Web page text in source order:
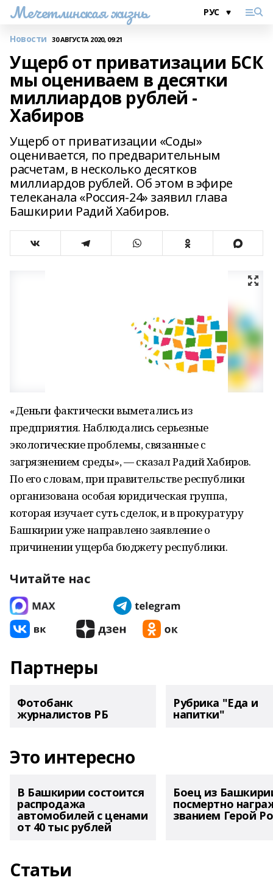
Мечетлинская жизнь
Новости 30 АВГУСТА 2020, 09:21
Ущерб от приватизации БСК
мы оцениваем в десятки
миллиардов рублей -
Хабиров
Ущерб от приватизации «Соды»
оценивается, по предварительным
расчетам, в несколько десятков
миллиардов рублей. Об этом в эфире
телеканала «Россия-24» заявил глава
Башкирии Радий Хабиров.
«Деньги фактически выметались из
предприятия. Наблюдались серьезные
экологические проблемы, связанные с
загрязнением среды», — сказал Радий Хабиров.
По его словам, при правительстве республики
организована особая юридическая группа,
которая изучает суть сделок, и в прокуратуру
Башкирии уже направлено заявление о
причинении ущерба бюджету республики.
Читайте нас
Партнеры
Фотобанк
журналистов РБ
Рубрика "Еда и
напитки"
Это интересно
В Башкирии состоится
распродажа
автомобилей с ценами
от 40 тыс рублей
Боец из
посмертно
званием Герой
Статьи